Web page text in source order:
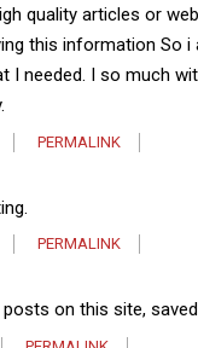
quality articles or
this information So
needed. I so much
PERMALINK
PERMALINK
on this site,